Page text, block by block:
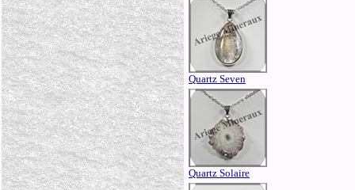
Quartz Seven
Quartz Solaire